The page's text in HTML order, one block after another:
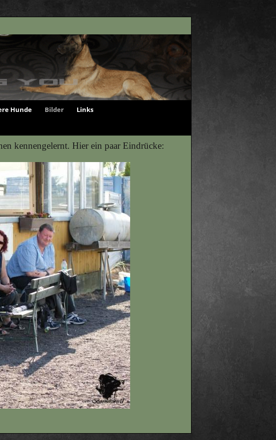
Hunde Bilder
Links
kennengelernt. Hier ein paar Eindrücke: